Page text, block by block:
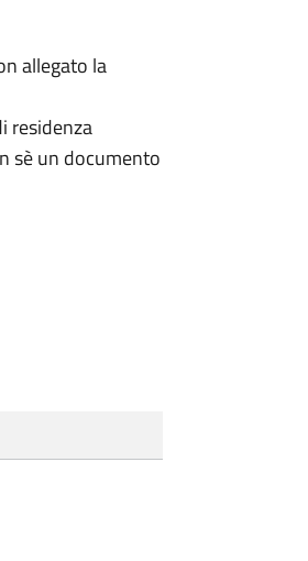
allegato la
residenza
sè un documento